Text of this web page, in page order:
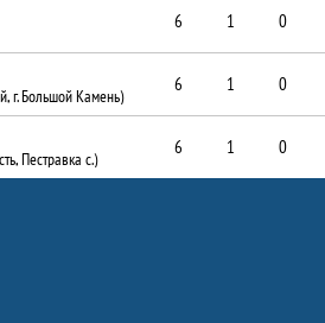
6 1 0
г. Большой Камень)
6 1 0
Пестравка с.)
6 1 0